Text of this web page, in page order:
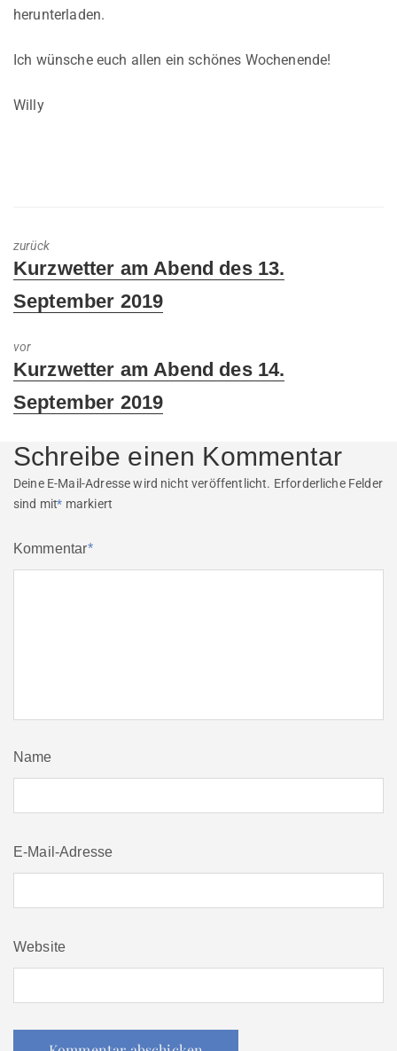
herunterladen.
Ich wünsche euch allen ein schönes Wochenende!
Willy
zurück
Previous
Kurzwetter am Abend des 13.
September 2019
vor
Next
Kurzwetter am Abend des 14.
September 2019
Schreibe einen Kommentar
Deine E-Mail-Adresse wird nicht veröffentlicht. Erforderliche Felder
sind mit* markiert
Kommentar*
Name
E-Mail-Adresse
Website